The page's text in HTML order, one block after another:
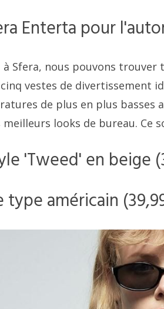
Enterta pour
Sfera, nous pouvons trouver
vestes de divertissement
de plus en plus basses
looks de bureau. Ce
'Tweed' en beige
type américain